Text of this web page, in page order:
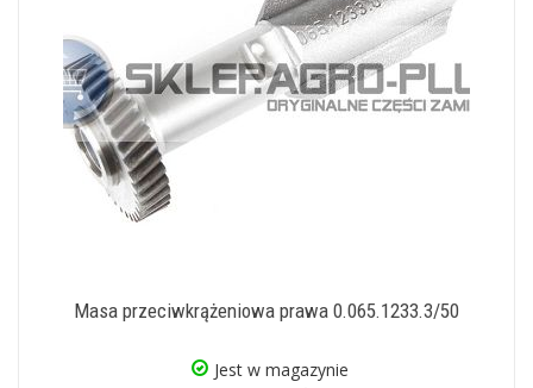
Masa przeciwkrążeniowa prawa 0.065.1233.3/50
Jest w magazynie